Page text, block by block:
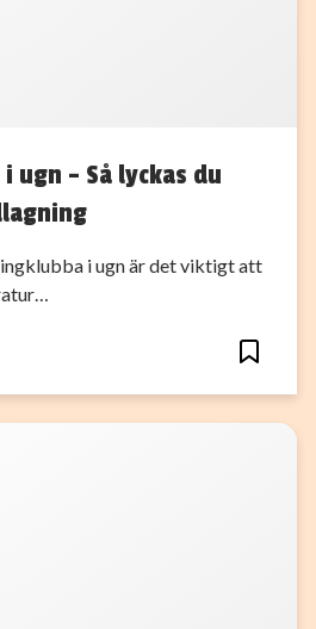
ugn – Så lyckas du
i ugn är det viktigt att